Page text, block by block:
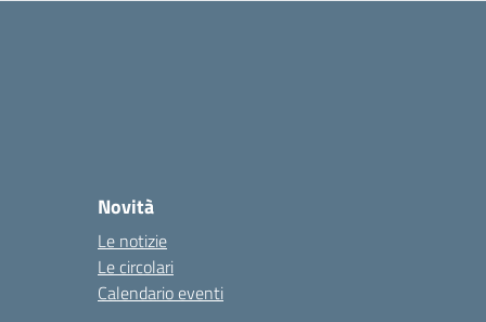
Novità
Le notizie
Le circolari
Calendario eventi